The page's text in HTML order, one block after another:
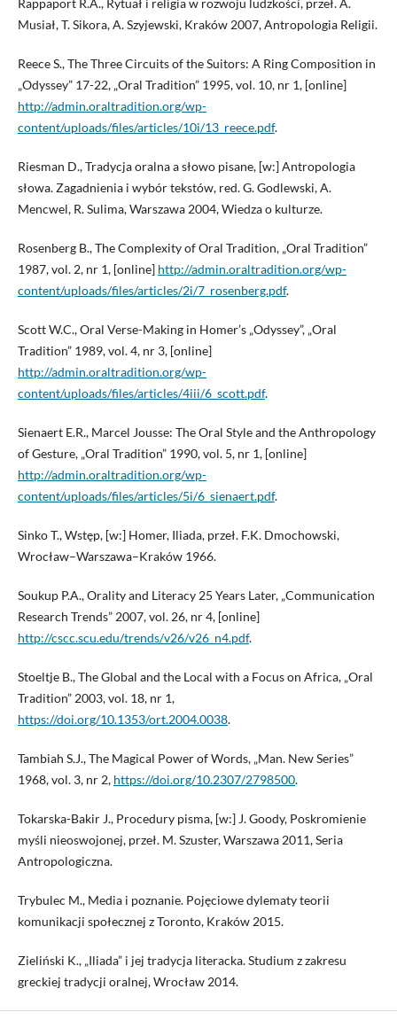
Musiał, T. Sikora, A. Szyjewski, Kraków 2007, Antropologia Religii.
Reece S., The Three Circuits of the Suitors: A Ring Composition in
„Odyssey” 17-22, „Oral Tradition” 1995, vol. 10, nr 1, [online]
http://admin.oraltradition.org/wp-
content/uploads/files/articles/10i/13_reece.pdf.
Riesman D., Tradycja oralna a słowo pisane, [w:] Antropologia
słowa. Zagadnienia i wybór tekstów, red. G. Godlewski, A.
Mencwel, R. Sulima, Warszawa 2004, Wiedza o kulturze.
Rosenberg B., The Complexity of Oral Tradition, „Oral Tradition”
1987, vol. 2, nr 1, [online] http://admin.oraltradition.org/wp-
content/uploads/files/articles/2i/7_rosenberg.pdf.
Scott W.C., Oral Verse-Making in Homer’s „Odyssey”, „Oral
Tradition” 1989, vol. 4, nr 3, [online]
http://admin.oraltradition.org/wp-
content/uploads/files/articles/4iii/6_scott.pdf.
Sienaert E.R., Marcel Jousse: The Oral Style and the Anthropology
of Gesture, „Oral Tradition” 1990, vol. 5, nr 1, [online]
http://admin.oraltradition.org/wp-
content/uploads/files/articles/5i/6_sienaert.pdf.
Sinko T., Wstęp, [w:] Homer, Iliada, przeł. F.K. Dmochowski,
Wrocław–Warszawa–Kraków 1966.
Soukup P.A., Orality and Literacy 25 Years Later, „Communication
Research Trends” 2007, vol. 26, nr 4, [online]
http://cscc.scu.edu/trends/v26/v26_n4.pdf.
Stoeltje B., The Global and the Local with a Focus on Africa, „Oral
Tradition” 2003, vol. 18, nr 1,
https://doi.org/10.1353/ort.2004.0038.
Tambiah S.J., The Magical Power of Words, „Man. New Series”
1968, vol. 3, nr 2, https://doi.org/10.2307/2798500.
Tokarska-Bakir J., Procedury pisma, [w:] J. Goody, Poskromienie
myśli nieoswojonej, przeł. M. Szuster, Warszawa 2011, Seria
Antropologiczna.
Trybulec M., Media i poznanie. Pojęciowe dylematy teorii
komunikacji społecznej z Toronto, Kraków 2015.
Zieliński K., „Iliada” i jej tradycja literacka. Studium z zakresu
greckiej tradycji oralnej, Wrocław 2014.